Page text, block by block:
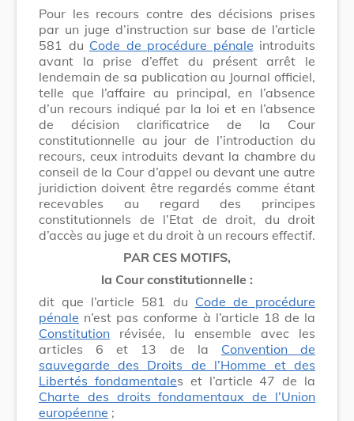
Pour les recours contre des décisions prises
par un juge d’instruction sur base de l’article
581 du Code de procédure pénale introduits
avant la prise d’effet du présent arrêt le
lendemain de sa publication au Journal officiel,
telle que l’affaire au principal, en l’absence
d’un recours indiqué par la loi et en l’absence
de décision clarificatrice de la Cour
constitutionnelle au jour de l’introduction du
recours, ceux introduits devant la chambre du
conseil de la Cour d’appel ou devant une autre
juridiction doivent être regardés comme étant
recevables au regard des principes
constitutionnels de l’Etat de droit, du droit
d’accès au juge et du droit à un recours effectif.
PAR CES MOTIFS,
la Cour constitutionnelle :
dit que l’article 581 du Code de procédure
pénale n’est pas conforme à l’article 18 de la
Constitution révisée, lu ensemble avec les
articles 6 et 13 de la Convention de
sauvegarde des Droits de l’Homme et des
Libertés fondamentales et l’article 47 de la
Charte des droits fondamentaux de l’Union
européenne ;